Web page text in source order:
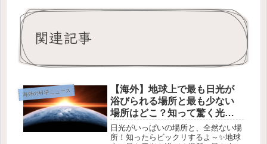
関連記事
海外の科学ニュース
【海外】地球上で最も日光が
浴びられる場所と最も少ない
場所はどこ？知って驚く光と
影の世界
日光がいっぱいの場所と、全然ない場
所！知ったらビックリするよ～✨地球